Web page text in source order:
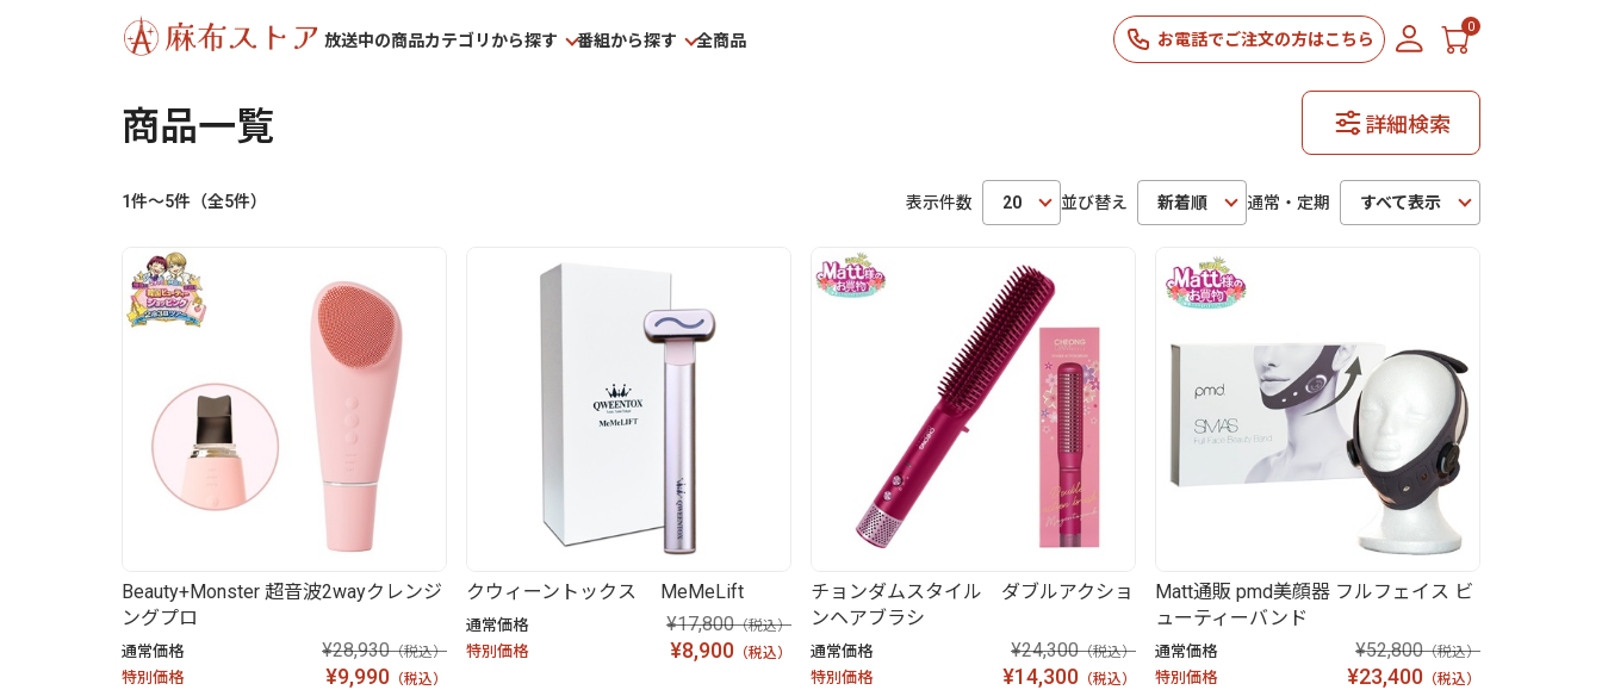
放送中の商品カテゴリから探す 番組から探す 全商品 お電話でご注文の方はこちら
0
商品一覧 詳細検索
1件～5件（全5件） 表示件数 20 並び替え 新着順 通常・定期 すべて表示
Beauty+Monster 超音波2wayクレンジ
ングプロ
通常価格 ¥28,930（税込）
特別価格 ¥9,990 （税込）
クウィーントックス MeMeLift
通常価格 ¥17,800（税込）
特別価格 ¥8,900 （税込）
チョンダムスタイル ダブルアクショ
ンヘアブラシ
通常価格 ¥24,300（税込）
特別価格 ¥14,300 （税込）
Matt通販 pmd美顔器 フルフェイス ビ
ューティーバンド
通常価格 ¥52,800（税込）
特別価格 ¥23,400 （税込）